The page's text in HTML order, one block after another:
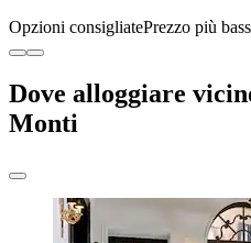
Opzioni consigliatePrezzo più
Dove alloggiare
Monti